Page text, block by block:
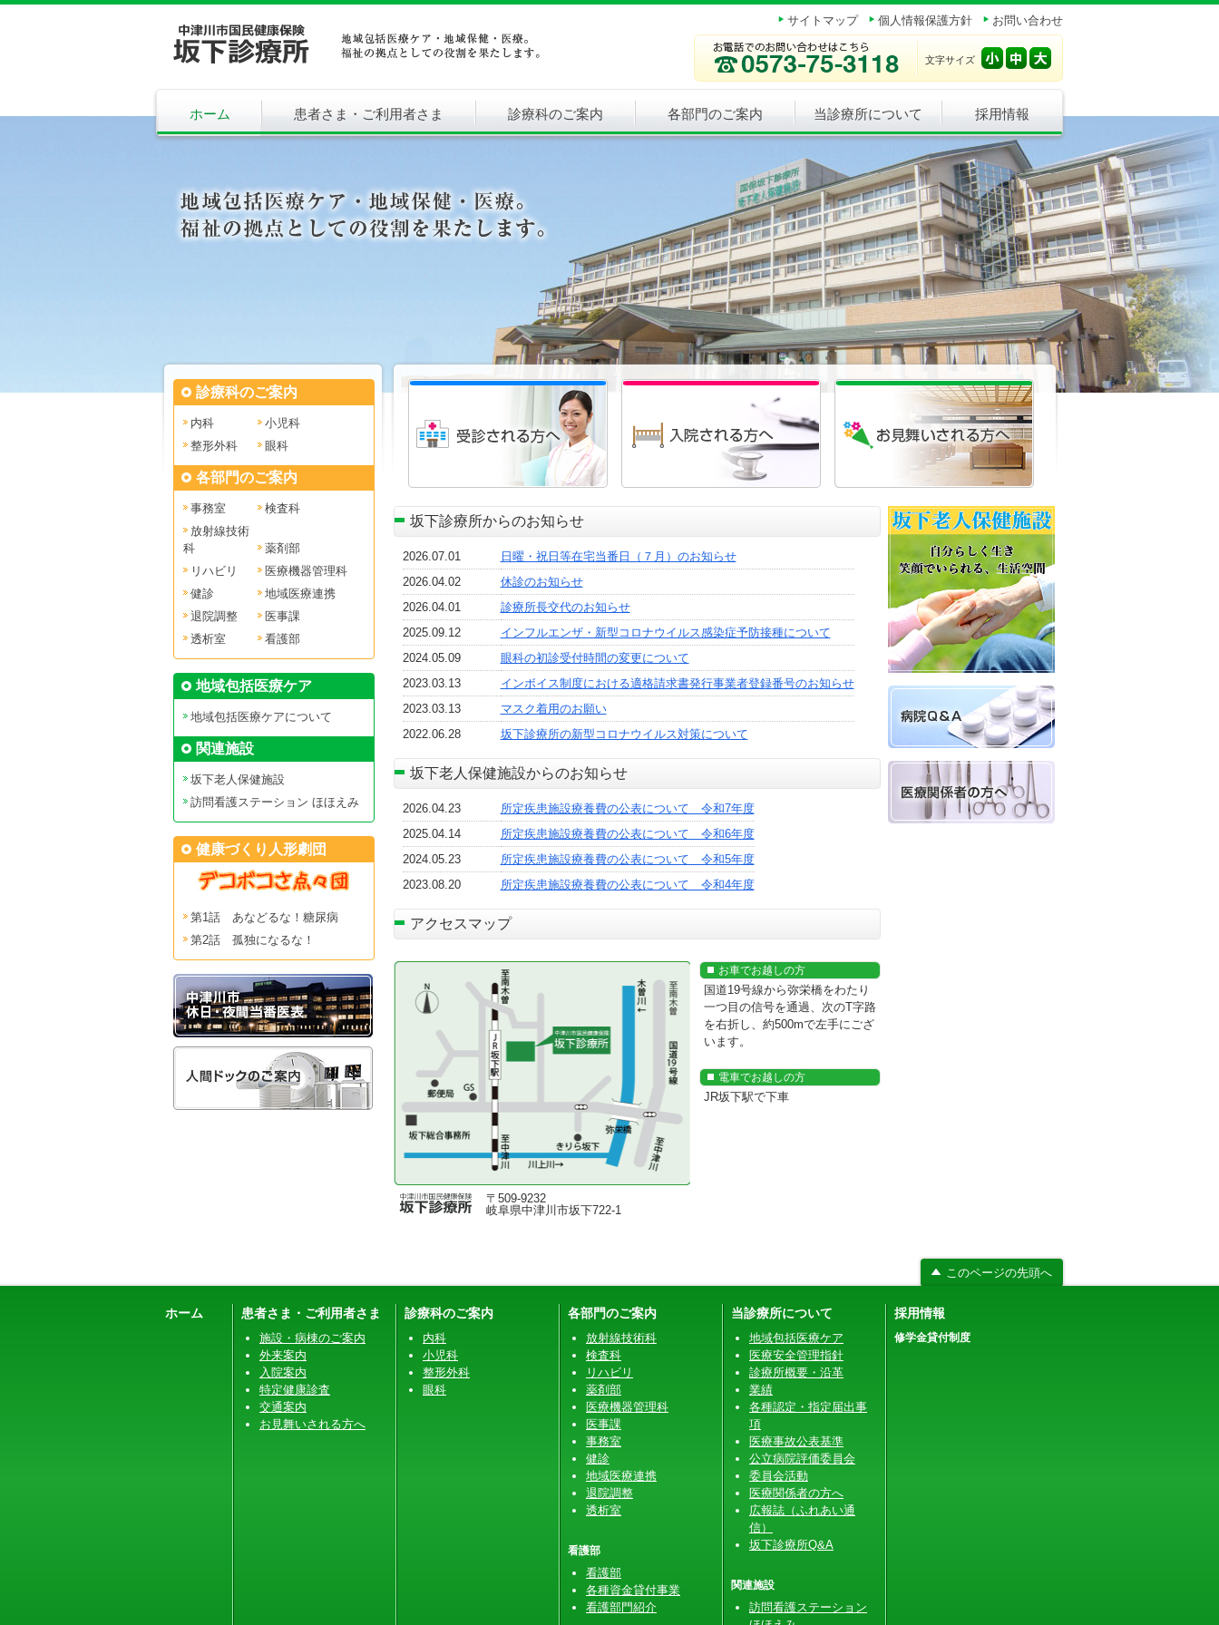
サイトマップ 個人情報保護方針 お問い合わせ
文字サイズ
ホーム 患者さま・ご利用者さま 診療科のご案内 各部門のご案内 当診療所について 採用情報
坂下診療所からのお知らせ
2026.07.01
日曜・祝日等在宅当番日（７月）のお知らせ
2026.04.02
休診のお知らせ
2026.04.01
診療所長交代のお知らせ
2025.09.12
インフルエンザ・新型コロナウイルス感染症予防接種について
2024.05.09
眼科の初診受付時間の変更について
2023.03.13
インボイス制度における適格請求書発行事業者登録番号のお知らせ
2023.03.13
マスク着用のお願い
2022.06.28
坂下診療所の新型コロナウイルス対策について
坂下老人保健施設からのお知らせ
2026.04.23
所定疾患施設療養費の公表について 令和7年度
2025.04.14
所定疾患施設療養費の公表について 令和6年度
2024.05.23
所定疾患施設療養費の公表について 令和5年度
2023.08.20
所定疾患施設療養費の公表について 令和4年度
アクセスマップ
お車でお越しの方
国道19号線から弥栄橋をわたり
一つ目の信号を通過、次のT字路
を右折し、約500mで左手にござ
います。
電車でお越しの方
JR坂下駅で下車
〒509-9232
岐阜県中津川市坂下722-1
診療科のご案内
内科
小児科
整形外科
眼科
各部門のご案内
事務室
検査科
放射線技術
科
薬剤部
リハビリ
医療機器管理科
健診
地域医療連携
退院調整
医事課
透析室
看護部
地域包括医療ケア
地域包括医療ケアについて
関連施設
坂下老人保健施設
訪問看護ステーション ほほえみ
健康づくり人形劇団
第1話 あなどるな！糖尿病
第2話 孤独になるな！
このページの先頭へ
ホーム 患者さま・ご利用者さま
施設・病棟のご案内
外来案内
入院案内
特定健康診査
交通案内
お見舞いされる方へ
診療科のご案内
内科
小児科
整形外科
眼科
各部門のご案内
放射線技術科
検査科
リハビリ
薬剤部
医療機器管理科
医事課
事務室
健診
地域医療連携
退院調整
透析室
看護部
看護部
各種資金貸付事業
看護部門紹介
当診療所について
地域包括医療ケア
医療安全管理指針
診療所概要・沿革
業績
各種認定・指定届出事
項
医療事故公表基準
公立病院評価委員会
委員会活動
医療関係者の方へ
広報誌（ふれあい通
信）
坂下診療所Q&A
関連施設
訪問看護ステーション
採用情報
修学金貸付制度